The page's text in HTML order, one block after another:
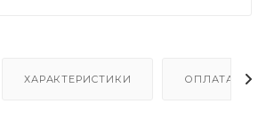
ХАРАКТЕРИСТИКИ ОПЛАТА И